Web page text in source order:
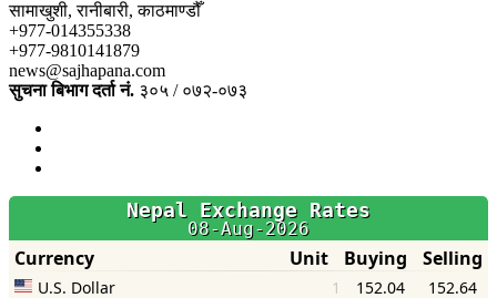
सामाखुशी, रानीबारी, काठमाण्डौँ
+977-014355338
+977-9810141879
news@sajhapana.com
सुचना बिभाग दर्ता नं. ३०५ / ०७२-०७३